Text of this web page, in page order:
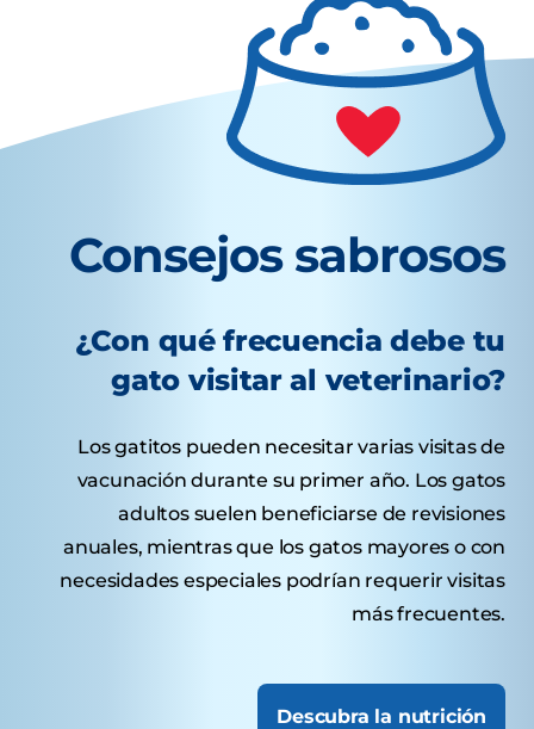
Consejos sabrosos
¿Con qué frecuencia debe tu
gato visitar al veterinario?
Los gatitos pueden necesitar varias visitas de
vacunación durante su primer año. Los gatos
adultos suelen beneficiarse de revisiones
anuales, mientras que los gatos mayores o con
necesidades especiales podrían requerir visitas
más frecuentes.
Descubra la nutrición